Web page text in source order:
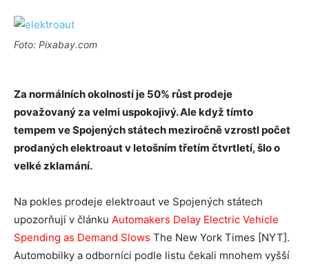
Foto: Pixabay.com
Za normálních okolností je 50% růst prodeje
považovaný za velmi uspokojivý. Ale když tímto
tempem ve Spojených státech meziročně vzrostl počet
prodaných elektroaut v letošním třetím čtvrtletí, šlo o
velké zklamání.
Na pokles prodeje elektroaut ve Spojených státech
upozorňují v článku Automakers Delay Electric Vehicle
Spending as Demand Slows The New York Times [NYT].
Automobilky a odborníci podle listu čekali mnohem vyšší